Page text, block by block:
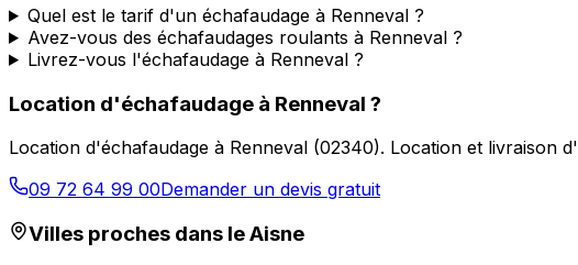
Quel est le tarif d'un échafaudage à Renneval ?
Avez-vous des échafaudages roulants à Renneval ?
Livrez-vous l'échafaudage à Renneval ?
Location d'échafaudage à Renneval ?
Location d'échafaudage à Renneval (02340). Location et livraison
09 72 64 99 00Demander un devis gratuit
Villes proches dans leAisne